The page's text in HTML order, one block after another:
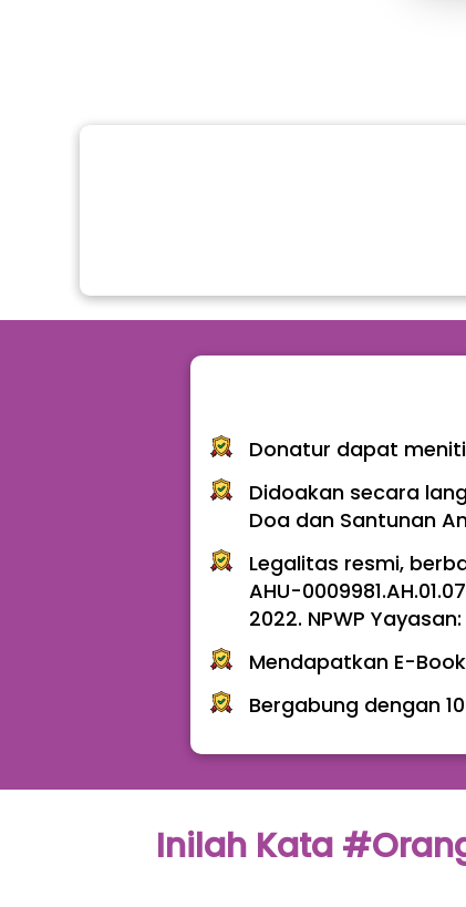
Donatur dapat
Didoakan secara
Doa dan Santunan
Legalitas resmi,
AHU-
2022. NPWP
Mendapatkan E-
Bergabung dengan
Inilah Kata